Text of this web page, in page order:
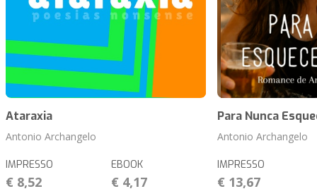
Ataraxia
Antonio Archangelo
IMPRESSO
€ 8,52
EBOOK
€ 4,17
Para Nunca
Antonio Archangelo
IMPRESSO
€ 13,67